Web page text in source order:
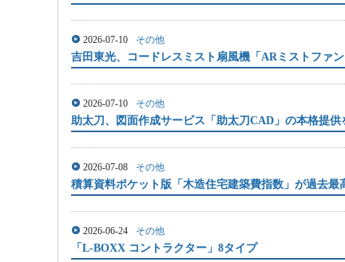
2026-07-10 その他
吉田東光、コードレスミスト扇風機「ARミストファ
2026-07-10 その他
助太刀、図面作成サービス「助太刀CAD」の本格提供
2026-07-08 その他
積算資料ポケット版「木造住宅建築費指数」が過去最
2026-06-24 その他
「L-BOXX コントラクター」8タイプ